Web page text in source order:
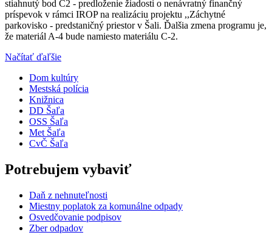
stiahnutý bod C2 - predloženie žiadosti o nenávratný finančný
príspevok v rámci IROP na realizáciu projektu ,,Záchytné
parkovisko - predstaničný priestor v Šali. Ďalšia zmena programu je,
že materiál A-4 bude namiesto materiálu C-2.
Načítať ďaľšie
Dom kultúry
Mestská polícia
Knižnica
DD Šaľa
OSS Šaľa
Met Šaľa
CvČ Šaľa
Potrebujem vybaviť
Daň z nehnuteľnosti
Miestny poplatok za komunálne odpady
Osvedčovanie podpisov
Zber odpadov